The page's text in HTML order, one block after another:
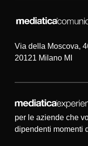
o
k
Via della Moscova,
20121 Milano MI
per le aziende che
dipendenti momenti